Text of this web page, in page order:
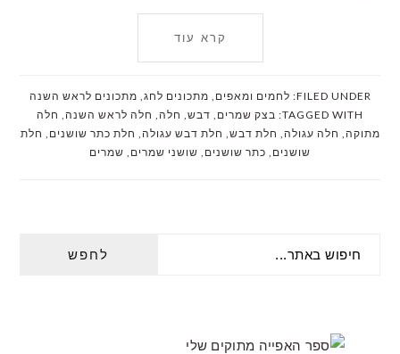
קרא עוד
FILED UNDER: לחמים ומאפים , מתכונים לחג, מתכונים לראש השנה
TAGGED WITH: בצק שמרים , דבש, חלה, חלה לראש השנה, חלה
מתוקה, חלה עגולה, חלת דבש, חלת דבש עגולה, חלת כתר שושנים , חלת
שושנים , כתר שושנים , שושני שמרים , שמרים
SIDEBAR